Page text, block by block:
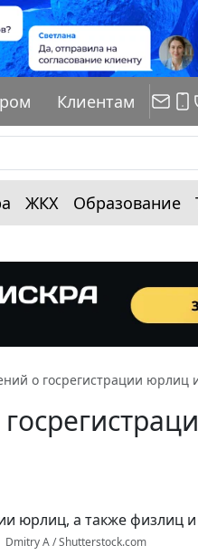
Клиентам
ЖКХ Образование
о госрегистрации
Dmitry A / Shutterstock.com